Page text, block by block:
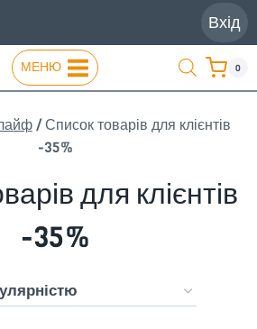
Вхід
МЕНЮ 0
/ Список товарів для клієнтів
-35%
для клієнтів
-35%